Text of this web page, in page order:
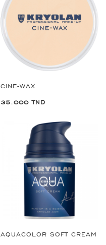
CINE-WAX
35.000 TND
AQUACOLOR SOFT CREAM